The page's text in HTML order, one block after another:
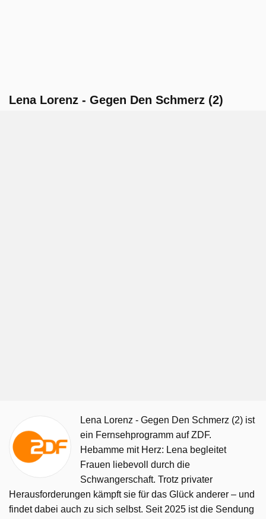
Lena Lorenz - Gegen Den Schmerz (2)
Lena Lorenz - Gegen Den Schmerz (2) ist
ein Fernsehprogramm auf ZDF.
Hebamme mit Herz: Lena begleitet
Frauen liebevoll durch die
Schwangerschaft. Trotz privater
Herausforderungen kämpft sie für das Glück anderer – und
findet dabei auch zu sich selbst. Seit 2025 ist die Sendung